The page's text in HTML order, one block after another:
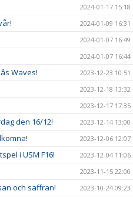
2024-01-17 15:18
2024-01-09 16:31
2024-01-07 16:49
2024-01-07 16:44
Waves! 2023-12-23 10:51
2023-12-18 13:32
2023-12-17 17:35
den 16/12! 2023-12-14 13:00
2023-12-06 12:07
i USM F16! 2023-12-04 11:06
2023-11-15 22:00
och saffran! 2023-10-24 09:23